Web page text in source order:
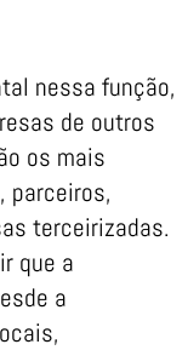
nessa função,
de outros
os mais
parceiros,
terceirizadas.
que a
a